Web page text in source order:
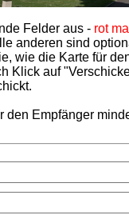
Felder aus - rot
anderen sind
wie die Karte für
Klick auf
den Empfänger